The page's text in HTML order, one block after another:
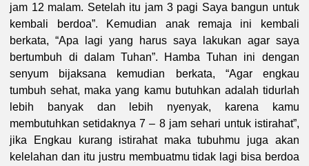
jam 12 malam. Setelah itu jam 3 pagi Saya bangun untuk
kembali berdoa”. Kemudian anak remaja ini kembali
berkata, “Apa lagi yang harus saya lakukan agar saya
bertumbuh di dalam Tuhan”. Hamba Tuhan ini dengan
senyum bijaksana kemudian berkata, “Agar engkau
tumbuh sehat, maka yang kamu butuhkan adalah tidurlah
lebih banyak dan lebih nyenyak, karena kamu
membutuhkan setidaknya 7 – 8 jam sehari untuk istirahat”,
jika Engkau kurang istirahat maka tubuhmu juga akan
kelelahan dan itu justru membuatmu tidak lagi bisa berdoa